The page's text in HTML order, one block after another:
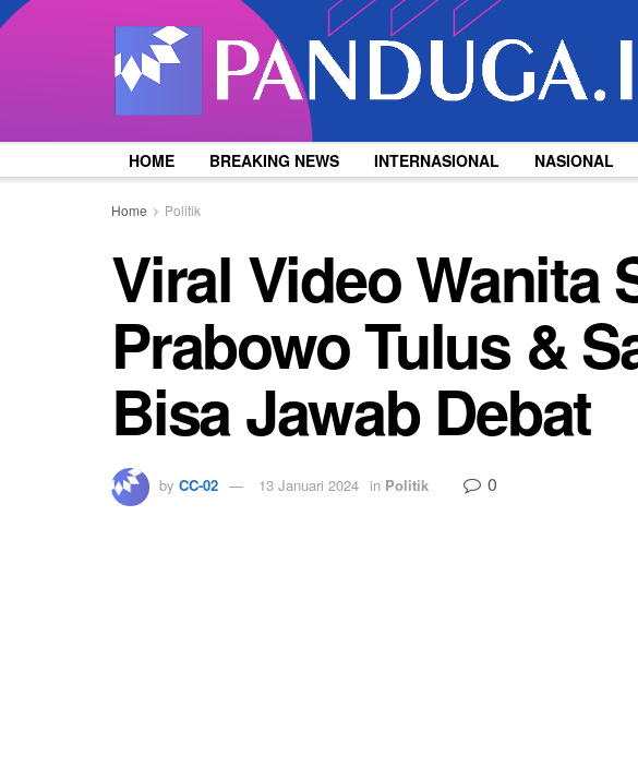
HOME BREAKING NEWS INTERNASIONAL NASIONAL
Home Politik
Viral Video Wanita
Prabowo Tulus &
Bisa Jawab Debat
by CC-02 13 Januari 2024 in Politik 0